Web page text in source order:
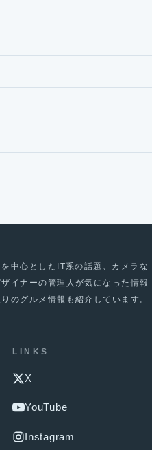
中心としたIT系の話題、カメラな
イナーの管理人が気になった情報
のグルメ情報も紹介しています。
LINKS
X
YouTube
Instagram